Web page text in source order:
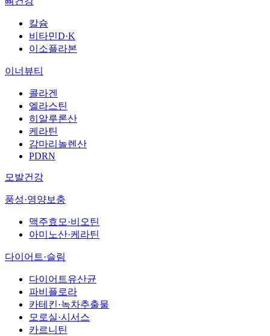
칼슘
비타민D·K
이소플라본
이너뷰티
콜라겐
엘라스틴
히알루론산
케라틴
감마리놀렌산
PDRN
모발건강
풍성·영양보충
맥주효모·비오틴
아미노산·케라틴
다이어트·슬림
다이어트유산균
파비플로라
카테킨·녹차추출물
모로실·시서스
카르니틴